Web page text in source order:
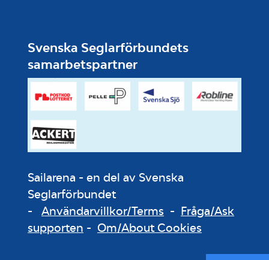
Svenska Seglarförbundets
samarbetspartner
Sailarena - en del av Svenska
Seglarförbundet
- Användarvillkor/Terms - Fråga/Ask
supporten - Om/About Cookies